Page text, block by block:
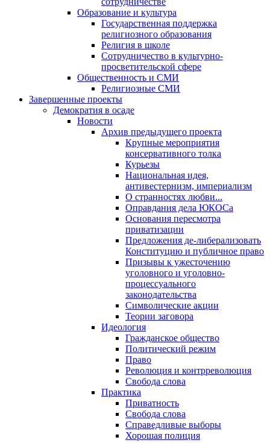
Образование и культура
Государственная поддержка
религиозного образования
Религия в школе
Сотрудничество в культурно-
просветительской сфере
Общественность и СМИ
Религиозные СМИ
Завершенные проекты
Демократия в осаде
Новости
Архив предыдущего проекта
Крупные мероприятия
консервативного толка
Курьезы
Национальная идея,
антивестернизм, империализм
О странностях любви...
Оправдания дела ЮКОСа
Основания пересмотра
приватизации
Предложения де-либерализовать
Конституцию и публичное право
Призывы к ужесточению
уголовного и уголовно-
процессуального
законодательства
Символические акции
Теории заговора
Идеология
Гражданское общество
Политический режим
Право
Революция и контрреволюция
Свобода слова
Практика
Приватность
Свобода слова
Справедливые выборы
Хорошая полиция